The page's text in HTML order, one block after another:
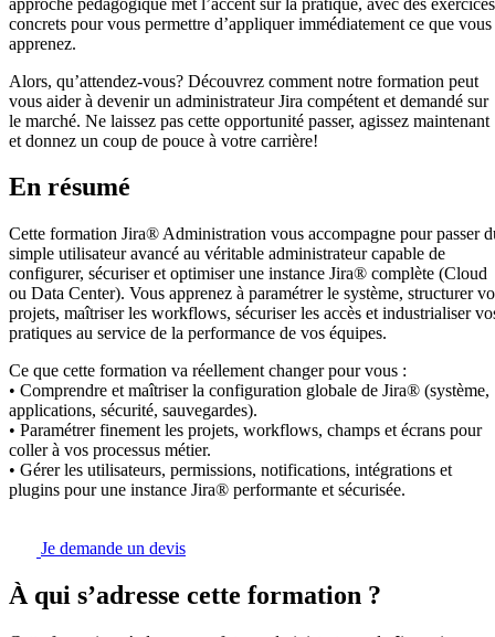
concrets pour vous permettre d’appliquer immédiatement ce que vous
apprenez.
Alors, qu’attendez-vous? Découvrez comment notre formation peut
vous aider à devenir un administrateur Jira compétent et demandé sur
le marché. Ne laissez pas cette opportunité passer, agissez maintenant
et donnez un coup de pouce à votre carrière!
En résumé
Cette formation Jira® Administration vous accompagne pour passer
simple utilisateur avancé au véritable administrateur capable de
configurer, sécuriser et optimiser une instance Jira® complète (Cloud
ou Data Center). Vous apprenez à paramétrer le système, structurer
projets, maîtriser les workflows, sécuriser les accès et industrialiser
pratiques au service de la performance de vos équipes.
Ce que cette formation va réellement changer pour vous :
• Comprendre et maîtriser la configuration globale de Jira® (système,
applications, sécurité, sauvegardes).
• Paramétrer finement les projets, workflows, champs et écrans pour
coller à vos processus métier.
• Gérer les utilisateurs, permissions, notifications, intégrations et
plugins pour une instance Jira® performante et sécurisée.
Je demande un devis
À qui s’adresse cette formation ?